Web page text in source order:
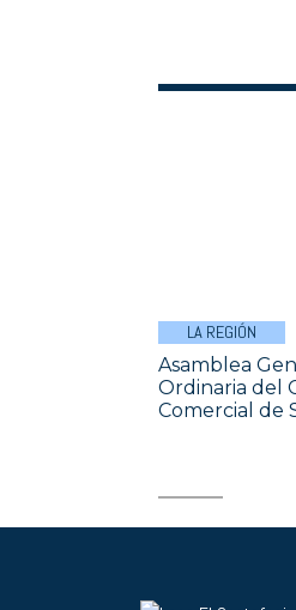
LA REGIÓN
Asamblea
Ordinaria del
Comercial de